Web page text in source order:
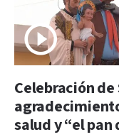
Celebración de
salud y “el pan